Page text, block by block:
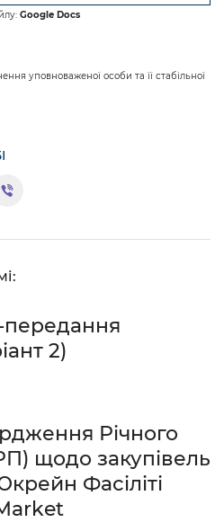
Google Docs
уповноваженої особи та її стабільної
2)
Річного
щодо закупівель
Фасіліті